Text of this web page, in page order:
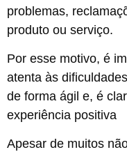
problemas,
produto ou serviço.
Por esse motivo, é
atenta às
de forma ágil e, é
experiência positiva
Apesar de muitos